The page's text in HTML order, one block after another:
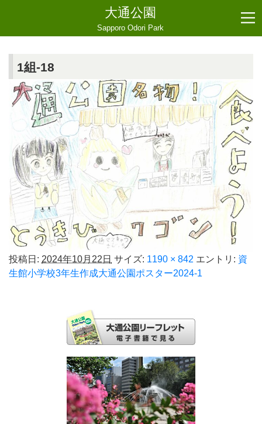
大通公園
Sapporo Odori Park
1組-18
投稿日: 2024年10月22日 サイズ: 1190 × 842 エントリ: 資
生館小学校3年生作成大通公園ポスター2024-1